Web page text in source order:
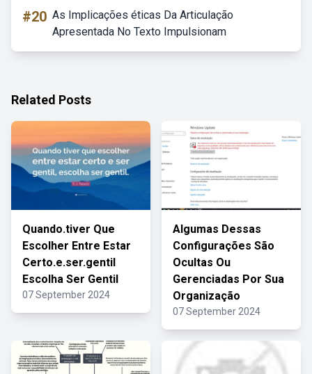
#20 As Implicações éticas Da Articulação
Apresentada No Texto Impulsionam
Related Posts
Quando.tiver Que
Escolher Entre Estar
Certo.e.ser.gentil
Escolha Ser Gentil
07 September 2024
Algumas Dessas
Configurações São
Ocultas Ou
Gerenciadas Por Sua
Organização
07 September 2024